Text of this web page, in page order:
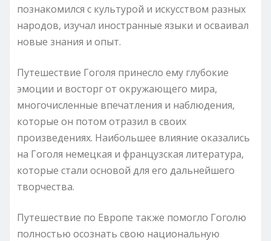
познакомился с культурой и искусством разных
народов, изучал иностранные языки и осваивал
новые знания и опыт.
Путешествие Гоголя принесло ему глубокие
эмоции и восторг от окружающего мира,
многочисленные впечатления и наблюдения,
которые он потом отразил в своих
произведениях. Наибольшее влияние оказались
на Гоголя немецкая и французская литература,
которые стали основой для его дальнейшего
творчества.
Путешествие по Европе также помогло Гоголю
полностью осознать свою национальную